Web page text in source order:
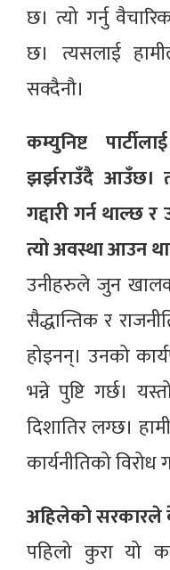
छ। त्यो गर्नु
छ। त्यसलाई
सक्दैनौ।
कम्युनिष्ट
झर्झराउँदै
गद्दारी गर्न थाल्छ
त्यो अवस्था आउन
उनीहरुले जुन
सैद्धान्तिक र
होइनन्। उनको
भन्ने पुष्टि गर्छ।
दिशातिर लग्छ।
कार्यनीतिको
अहिलेको सरकारले
पहिलो कुरा यो